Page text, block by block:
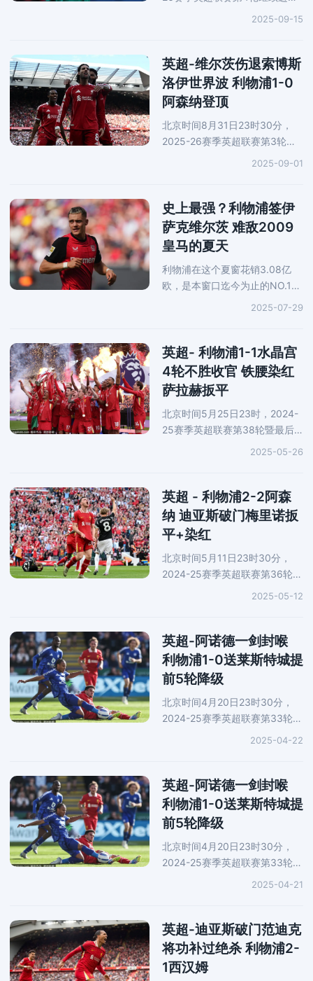
行，卫冕冠军利物浦做客摩亚球
分优势领跑积分榜。全场唯一进
球出现
2025-09-15
英超-维尔茨伤退索博斯
洛伊世界波 利物浦1-0
阿森纳登顶
北京时间8月31日23时30分，
2025-26赛季英超联赛第3轮焦
点大战打响，卫冕冠军利物浦坐
分榜首位。全场唯一进球出现在
第83分钟
2025-09-01
史上最强？利物浦签伊
萨克维尔茨 难敌2009
皇马的夏天
利物浦在这个夏窗花销3.08亿
欧，是本窗口迄今为止的NO.1，
他们共计引进了7名球员，并且
红军这个夏窗是否是“史上最
2025-07-29
英超- 利物浦1-1水晶宫
4轮不胜收官 铁腰染红
萨拉赫扳平
北京时间5月25日23时，2024-
25赛季英超联赛第38轮暨最后
一轮展开角逐，坐镇安菲尔德球
成为首支在夺冠后以不胜收官的
英
2025-05-26
英超 - 利物浦2-2阿森
纳 迪亚斯破门梅里诺扳
平+染红
北京时间5月11日23时30分，
2024-25赛季英超联赛第36轮展
开角逐，新科冠军利物浦坐镇安
亚斯连续进球帮助利物浦2-0领
先，马丁
2025-05-12
英超-阿诺德一剑封喉
利物浦1-0送莱斯特城提
前5轮降级
北京时间4月20日23时30分，
2024-25赛季英超联赛第33轮继
续进行，“领头羊”利物浦做客皇
分榜。全场唯一进球出
2025-04-22
英超-阿诺德一剑封喉
利物浦1-0送莱斯特城提
前5轮降级
北京时间4月20日23时30分，
2024-25赛季英超联赛第33轮继
续进行，“领头羊”利物浦做客皇
分榜。全场唯一进球出
2025-04-21
英超-迪亚斯破门范迪克
将功补过绝杀 利物浦2-
1西汉姆